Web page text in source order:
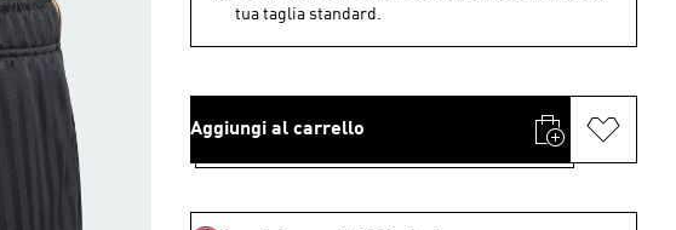
tua taglia standard.
Aggiungi al carrello